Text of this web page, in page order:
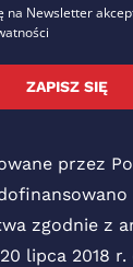
na Newsletter
ZAPISZ SIĘ
przez
zgodnie z
lipca 2018 r.